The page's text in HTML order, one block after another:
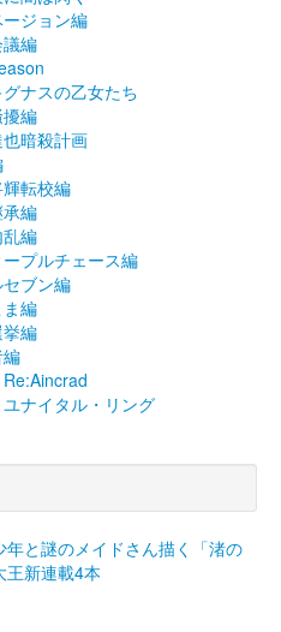
ジョン編
編
ナスの乙女たち
編
暗殺計画
転校編
編
編
プルチェース編
ブン編
編
編
ナイタル・リング
年と謎のメイドさん描く「渚の
王新連載4本